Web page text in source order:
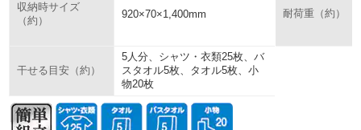
収納時サイズ
（約）
920×70×1,400mm 耐荷重（約）
干せる目安（約）
5人分、シャツ・衣類25枚、バ
スタオル5枚、タオル5枚、小
物20枚